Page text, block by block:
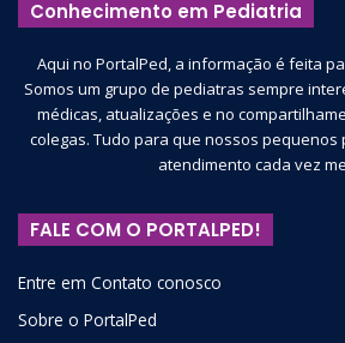
Conhecimento em Pediatria
Aqui no PortalPed, a informação é feita
Somos um grupo de pediatras sempre
médicas, atualizações e no
colegas. Tudo para que nossos pequenos
atendimento cada vez
FALE COM O PORTALPED!
Entre em Contato conosco
Sobre o PortalPed